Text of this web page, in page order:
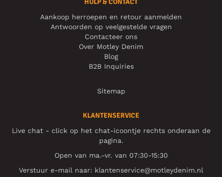
HULP & CONTACT
Aankoop herroepen en retour aanmelden
Antwoorden op veelgestelde vragen
Contacteer ons
Over Motley Denim
Blog
B2B Inquiries
Sitemap
KLANTENSERVICE
Live chat - click op het chat-icoontje rechts onderaan de
pagina.
Open van ma.-vr. van 07:30-15:30
Verstuur e-mail naar: klantenservice@motleydenim.nl